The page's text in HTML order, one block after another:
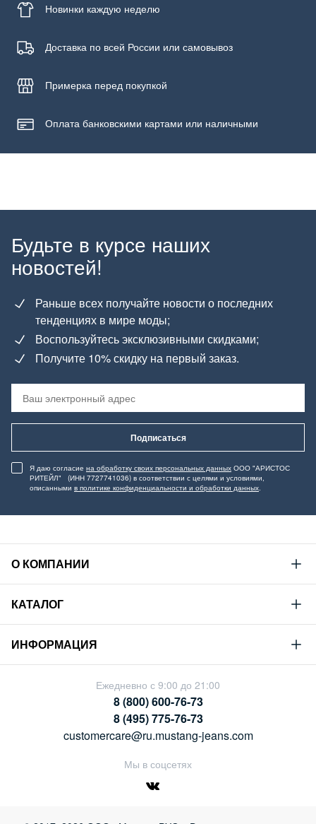
Новинки каждую неделю
Доставка по всей России или самовывоз
Примерка перед покупкой
Оплата банковскими картами или наличными
Будьте в курсе наших
новостей!
Раньше всех получайте новости о последних
тенденциях в мире моды;
Воспользуйтесь эксклюзивными скидками;
Получите 10% скидку на первый заказ.
Подписаться
Я даю согласие на обработку своих персональных данных ООО "АРИСТОС
РИТЕЙЛ" (ИНН 7727741036) в соответствии с целями и условиями,
описанными в политике конфиденциальности и обработки данных
О КОМПАНИИ
Mustang
Философия
Устойчивое развитие
Сотрудничество
КАТАЛОГ
Новая коллекция
Гид по мужскому дениму
Гид по женскому дениму
ИНФОРМАЦИЯ
Условия продажи
Политика конфиденциальности
Ежедневно с 9:00 до 21:00
8 (800) 600-76-73
8 (495) 775-76-73
customercare@ru.mustang-jeans.com
Мы в соцсетях